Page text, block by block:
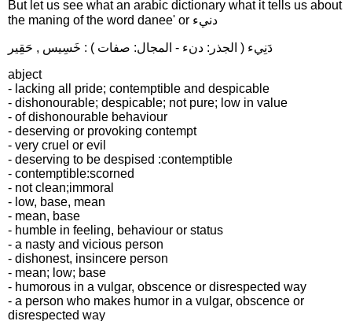
But let us see what an arabic dictionary what it tells us about
the maning of the word danee' or دنيء
دَنِيء ( الجذر: دنء - المجال: صفات ) : خَسِيس , حَقِير
abject
- lacking all pride; contemptible and despicable
- dishonourable; despicable; not pure; low in value
- of dishonourable behaviour
- deserving or provoking contempt
- very cruel or evil
- deserving to be despised :contemptible
- contemptible:scorned
- not clean;immoral
- low, base, mean
- mean, base
- humble in feeling, behaviour or status
- a nasty and vicious person
- dishonest, insincere person
- mean; low; base
- humorous in a vulgar, obscence or disrespected way
- a person who makes humor in a vulgar, obscence or
disrespected way